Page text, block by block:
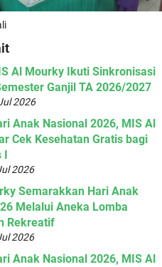
Al Mourky Ikuti Sinkronisasi
Ganjil TA 2026/2027
2026
Anak Nasional 2026, MIS Al
Cek Kesehatan Gratis bagi
I
2026
Semarakkan Hari Anak
Melalui Aneka Lomba
Rekreatif
2026
Anak Nasional 2026, MIS Al